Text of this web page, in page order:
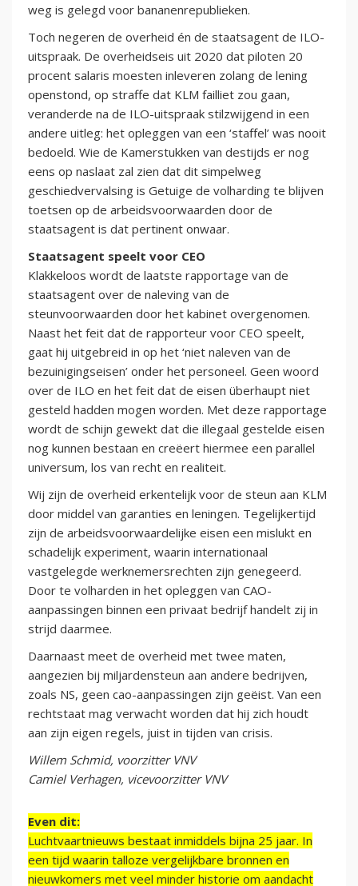
weg is gelegd voor bananenrepublieken.
Toch negeren de overheid én de staatsagent de ILO-
uitspraak. De overheidseis uit 2020 dat piloten 20
procent salaris moesten inleveren zolang de lening
openstond, op straffe dat KLM failliet zou gaan,
veranderde na de ILO-uitspraak stilzwijgend in een
andere uitleg: het opleggen van een ‘staffel’ was nooit
bedoeld. Wie de Kamerstukken van destijds er nog
eens op naslaat zal zien dat dit simpelweg
geschiedvervalsing is Getuige de volharding te blijven
toetsen op de arbeidsvoorwaarden door de
staatsagent is dat pertinent onwaar.
Staatsagent speelt voor CEO
Klakkeloos wordt de laatste rapportage van de
staatsagent over de naleving van de
steunvoorwaarden door het kabinet overgenomen.
Naast het feit dat de rapporteur voor CEO speelt,
gaat hij uitgebreid in op het ‘niet naleven van de
bezuinigingseisen’ onder het personeel. Geen woord
over de ILO en het feit dat de eisen überhaupt niet
gesteld hadden mogen worden. Met deze rapportage
wordt de schijn gewekt dat die illegaal gestelde eisen
nog kunnen bestaan en creëert hiermee een parallel
universum, los van recht en realiteit.
Wij zijn de overheid erkentelijk voor de steun aan KLM
door middel van garanties en leningen. Tegelijkertijd
zijn de arbeidsvoorwaardelijke eisen een mislukt en
schadelijk experiment, waarin internationaal
vastgelegde werknemersrechten zijn genegeerd.
Door te volharden in het opleggen van CAO-
aanpassingen binnen een privaat bedrijf handelt zij in
strijd daarmee.
Daarnaast meet de overheid met twee maten,
aangezien bij miljardensteun aan andere bedrijven,
zoals NS, geen cao-aanpassingen zijn geëist. Van een
rechtstaat mag verwacht worden dat hij zich houdt
aan zijn eigen regels, juist in tijden van crisis.
Willem Schmid, voorzitter VNV
Camiel Verhagen, vicevoorzitter VNV
Even dit:
Luchtvaartnieuws bestaat inmiddels bijna 25 jaar. In
een tijd waarin talloze vergelijkbare bronnen en
nieuwkomers met veel minder historie om aandacht